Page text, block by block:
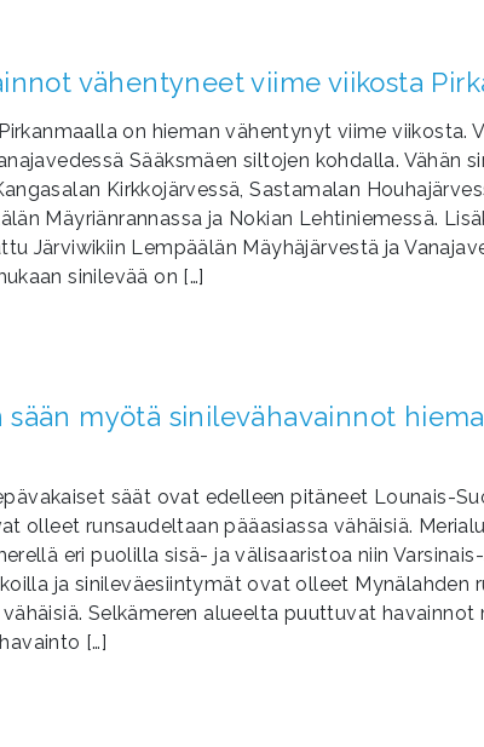
vähentyneet viime viikosta
on hieman vähentynyt viime viikosta.
Sääksmäen siltojen kohdalla. Vähän
Kirkkojärvessä, Sastamalan
Mäyriänrannassa ja Nokian Lehtiniemessä.
Järviwikiin Lempäälän Mäyhäjärvestä ja
sinilevää on […]
sään myötä sinilevähavainnot
säät ovat edelleen pitäneet Lounais-
olleet runsaudeltaan pääasiassa vähäisiä.
eri puolilla sisä- ja välisaaristoa niin
ja sinileväesiintymät ovat olleet Mynälahden
Selkämeren alueelta puuttuvat
[…]